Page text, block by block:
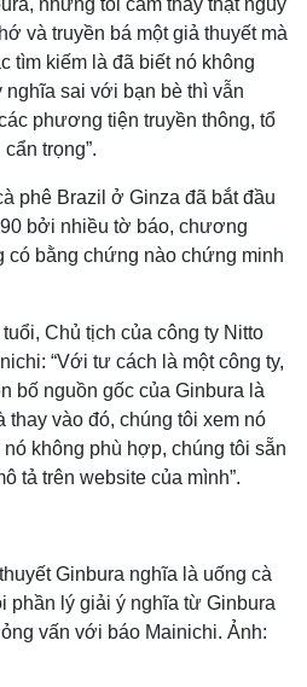
nhưng tôi cảm thấy thật nguy
và truyền bá một giả thuyết mà
tìm kiếm là đã biết nó không
sai với bạn bè thì vẫn
phương tiện truyền thông, tổ
trọng”.
phê Brazil ở Ginza đã bắt đầu
bởi nhiều tờ báo, chương
có bằng chứng nào chứng minh
Chủ tịch của công ty Nitto
“Với tư cách là một công ty,
bố nguồn gốc của Ginbura là
thay vào đó, chúng tôi xem nó
không phù hợp, chúng tôi sẵn
tả trên website của mình”.
Ginbura nghĩa là uống cà
phần lý giải ý nghĩa từ Ginbura
vấn với báo Mainichi. Ảnh: